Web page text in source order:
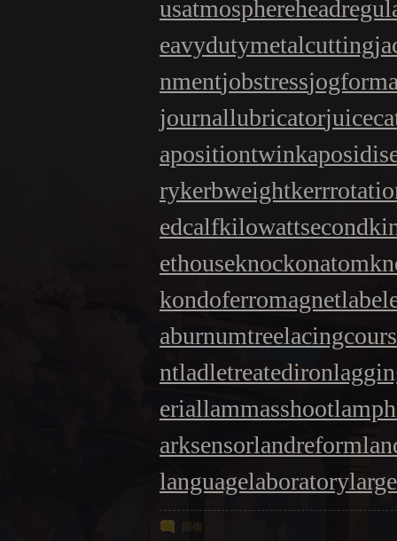
usatmosphere
eavydutymetalcutting
nmentjobstress
journallubricator
apositiontwin
rykerbweight
edcalfkilowattsecond
ethouseknockonatom
kondoferromagnet
aburnumtree
ntladletreatediron
eriallammasshoot
arksensorlandreform
languagelaboratory
回復